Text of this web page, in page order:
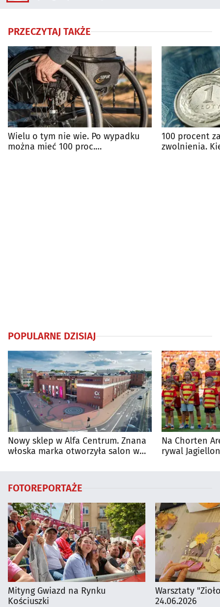
PRZECZYTAJ TAKŻE
Wielu o tym nie wie. Po wypadku
można mieć 100 proc.
100 procent
zwolnienia.
POPULARNE DZISIAJ
Nowy sklep w Alfa Centrum. Znana
włoska marka otworzyła salon w
Na Chorten
rywal
FOTOREPORTAŻE
Mityng Gwiazd na Rynku
Kościuszki
Warsztaty
24.06.2026